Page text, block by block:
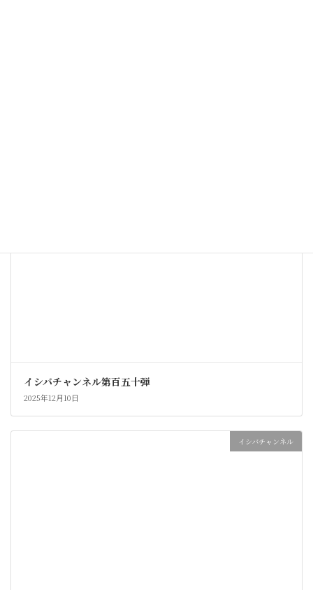
イシバチャンネル第百五十弾
2025年12月10日
イシバチャンネル